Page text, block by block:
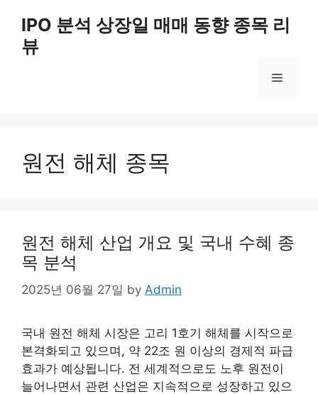
content
IPO 분석 상장일 매매 동향 종목 리
뷰
Menu
원전 해체 종목
원전 해체 산업 개요 및 국내 수혜 종
목 분석
2025년 06월 27일 by Admin
국내 원전 해체 시장은 고리 1호기 해체를 시작으로
본격화되고 있으며, 약 22조 원 이상의 경제적 파급
효과가 예상됩니다. 전 세계적으로도 노후 원전이
늘어나면서 관련 산업은 지속적으로 성장하고 있으